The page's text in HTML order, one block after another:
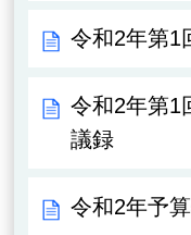
令和2年第1
令和2年第
議録
令和2年予